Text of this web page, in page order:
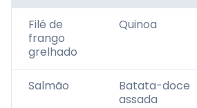
Filé de
frango
grelhado
Quinoa
Salmão
Batata-doce
assada